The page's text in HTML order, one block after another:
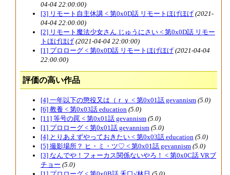
04-04 22:00:00)
[3] リモート自主休講 < 第0x0D話 リモートほげほげ (2021-
04-04 22:00:00)
[2] リモート魔法少女さん じゅうにさい < 第0x0D話 リモー
トほげほげ (2021-04-04 22:00:00)
[1] プロローグ < 第0x0D話 リモートほげほげ (2021-04-04
22:00:00)
評価の高い作品
[4] 一年以下の懲役又は（ｒｙ < 第0x01話 gevannism (5.0)
[6] 教養 < 第0x03話 education (5.0)
[11] 等号の罠 < 第0x01話 gevannism (5.0)
[1] プロローグ < 第0x01話 gevannism (5.0)
[4] とりあえずやっておきたい < 第0x03話 education (5.0)
[5] 撮影場所？ ヒ・ミ・ツ♡ < 第0x01話 gevannism (5.0)
[3] なんでや！フォーカス関係ないやろ！ < 第0x0C話 VRブ
チョー (5.0)